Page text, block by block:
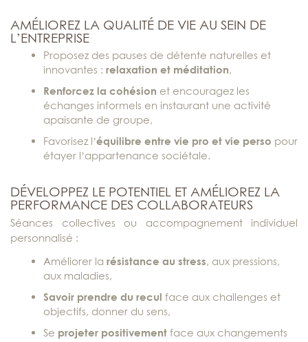
AMÉLIOREZ LA QUALITÉ DE VIE AU SEIN DE
L’ENTREPRISE
Proposez des pauses de détente naturelles et
innovantes : relaxation et méditation,
Renforcez la cohésion et encouragez les
échanges informels en instaurant une activité
apaisante de groupe,
Favorisez l’équilibre entre vie pro et vie perso pour
étayer l’appartenance sociétale.
DÉVELOPPEZ LE POTENTIEL ET AMÉLIOREZ LA
PERFORMANCE DES COLLABORATEURS
Séances collectives ou accompagnement individuel
personnalisé :
Améliorer la résistance au stress, aux pressions,
aux maladies,
Savoir prendre du recul face aux challenges et
objectifs, donner du sens,
Se projeter positivement face aux changements